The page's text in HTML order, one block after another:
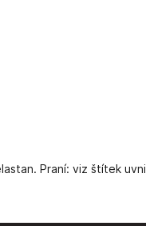
Praní: viz štítek